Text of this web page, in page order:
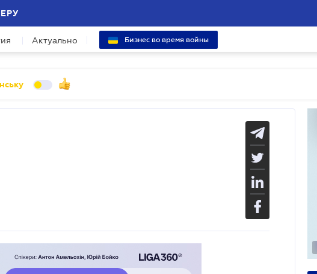
Актуально Бизнес во время войны